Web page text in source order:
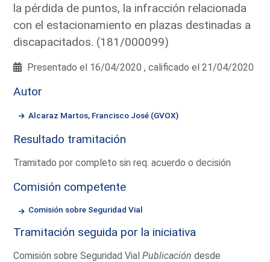
la pérdida de puntos, la infracción relacionada
con el estacionamiento en plazas destinadas a
discapacitados. (181/000099)
Presentado el 16/04/2020 , calificado el 21/04/2020
Autor
Alcaraz Martos, Francisco José (GVOX)
Resultado tramitación
Tramitado por completo sin req. acuerdo o decisión
Comisión competente
Comisión sobre Seguridad Vial
Tramitación seguida por la iniciativa
Comisión sobre Seguridad VialPublicación desde